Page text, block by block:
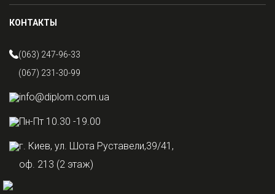
КОНТАКТЫ
(063) 247-96-33
(067) 231-30-99
info@diplom.com.ua
Пн-Пт 10.30 -19.00
г. Киев, ул. Шота Руставели,39/41,
оф. 213 (2 этаж)